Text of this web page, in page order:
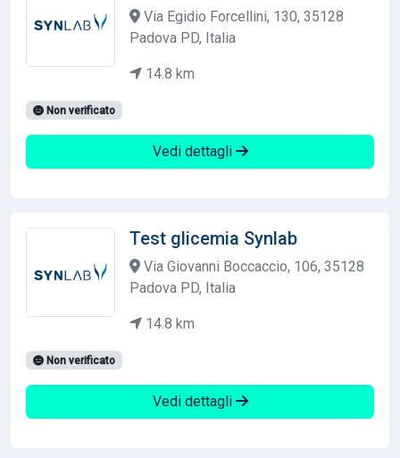
Via Egidio Forcellini, 130, 35128
Padova PD, Italia
14.8 km
Non verificato
Vedi dettagli
Test glicemia Synlab
Via Giovanni Boccaccio, 106, 35128
Padova PD, Italia
14.8 km
Non verificato
Vedi dettagli